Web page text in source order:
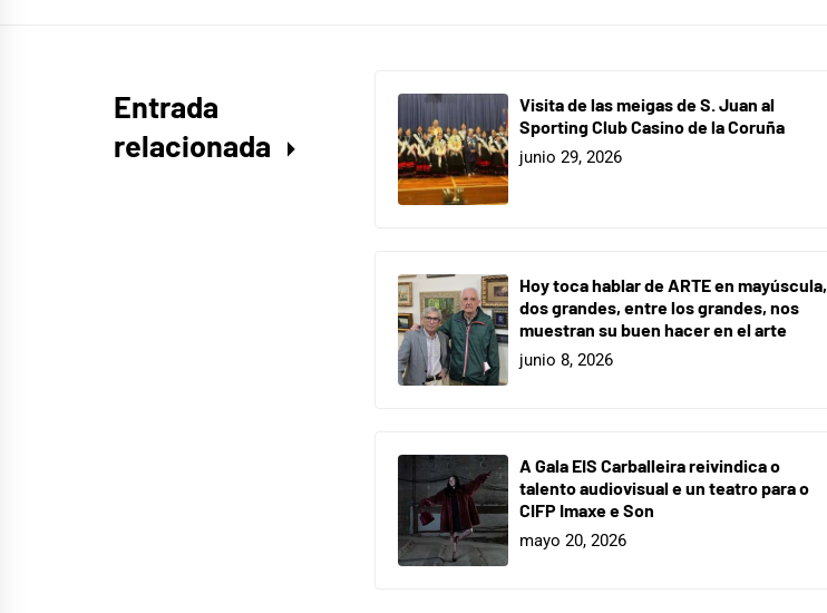
Entrada
relacionada
Visita de las meigas de S. Juan al
Sporting Club Casino de la Coruña
junio 29, 2026
Hoy toca hablar de ARTE en mayúscula,
dos grandes, entre los grandes, nos
muestran su buen hacer en el arte
junio 8, 2026
A Gala EIS Carballeira reivindica o
talento audiovisual e un teatro para o
CIFP Imaxe e Son
mayo 20, 2026